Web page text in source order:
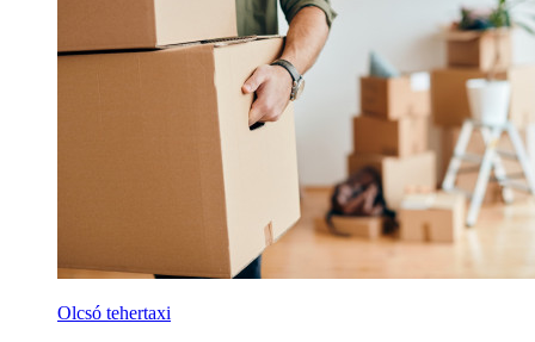
Olcsó tehertaxi